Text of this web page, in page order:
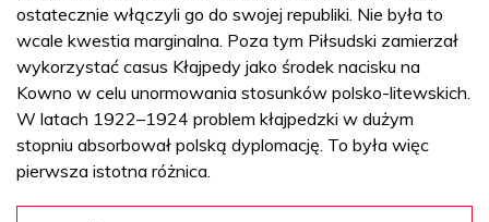
ostatecznie włączyli go do swojej republiki. Nie była to
wcale kwestia marginalna. Poza tym Piłsudski zamierzał
wykorzystać casus Kłajpedy jako środek nacisku na
Kowno w celu unormowania stosunków polsko-litewskich.
W latach 1922–1924 problem kłajpedzki w dużym
stopniu absorbował polską dyplomację. To była więc
pierwsza istotna różnica.